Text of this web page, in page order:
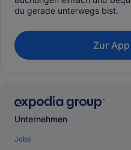
du gerade unterwegs bist.
Zur
Unternehmen
Jobs